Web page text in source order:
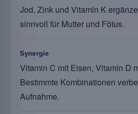
Jod, Zink und Vitamin K
sinnvoll für Mutter und Fötus.
Synergie
Vitamin C mit Eisen, Vitamin D
Bestimmte Kombinationen
Aufnahme.